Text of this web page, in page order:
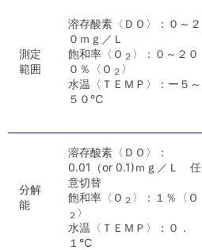
測定
範囲
溶存酸素〈ＤＯ〉：０～２
０ｍｇ／Ｌ
飽和率〈Ｏ ２ 〉：０～２０
０％〈Ｏ ２ 〉
水温〈ＴＥＭＰ〉：ー５～
５０℃
分解
能
溶存酸素〈ＤＯ〉：
0.01（or 0.1)ｍｇ／Ｌ 任
意切替
飽和率〈Ｏ ２ 〉：１％〈Ｏ
２ 〉
水温〈ＴＥＭＰ〉：０．
１℃